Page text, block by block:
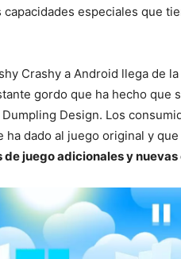
especiales que
Crashy a Android llega de
gordo que ha hecho que
Design. Los
ha dado al juego original y
juego adicionales y